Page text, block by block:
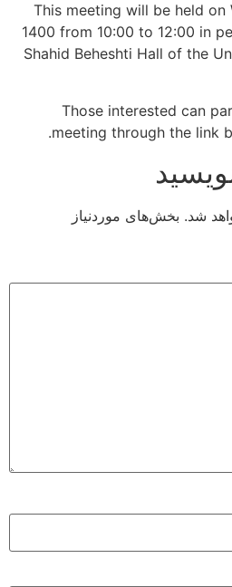
This meeting will be held on
1400 from 10:00 to 12:00 in
Shahid Beheshti Hall of the
Those interested can
meeting through the link
شد. بخش‌های موردنیاز